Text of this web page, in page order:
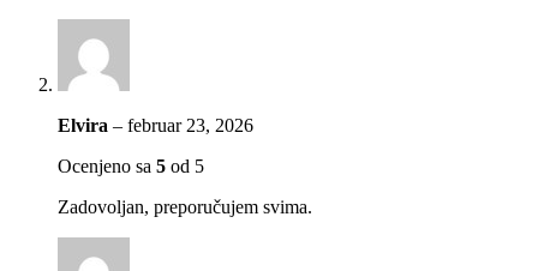
Elvira – februar 23, 2026
Ocenjeno sa 5 od 5
Zadovoljan, preporučujem svima.